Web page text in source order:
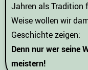
Jahren als Tradition
Weise wollen wir
Geschichte zeigen:
Denn nur wer seine
meistern!